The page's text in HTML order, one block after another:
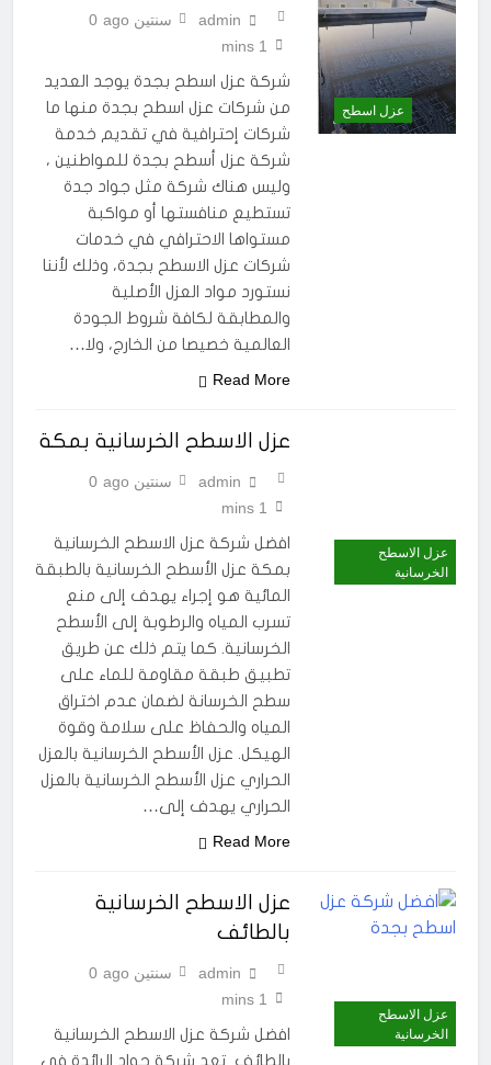
عزل اسطح
admin سنتين ago
0
1 mins
شركة عزل اسطح بجدة يوجد العديد
من شركات عزل اسطح بجدة منها ما
شركات إحترافية في تقديم خدمة
شركة عزل أسطح بجدة للمواطنين ،
وليس هناك شركة مثل جواد جدة
تستطيع منافستها أو مواكبة
مستواها الاحترافي في خدمات
شركات عزل الاسطح بجدة، وذلك لأننا
نستورد مواد العزل الأصلية
والمطابقة لكافة شروط الجودة
العالمية خصيصا من الخارج، ولا…
Read More
عزل الاسطح
الخرسانية
عزل الاسطح الخرسانية بمكة
admin سنتين ago
0
1 mins
افضل شركة عزل الاسطح الخرسانية
بمكة عزل الأسطح الخرسانية بالطبقة
المائية هو إجراء يهدف إلى منع
تسرب المياه والرطوبة إلى الأسطح
الخرسانية. كما يتم ذلك عن طريق
تطبيق طبقة مقاومة للماء على
سطح الخرسانة لضمان عدم اختراق
المياه والحفاظ على سلامة وقوة
الهيكل. عزل الأسطح الخرسانية بالعزل
الحراري عزل الأسطح الخرسانية بالعزل
الحراري يهدف إلى…
Read More
عزل الاسطح
الخرسانية
عزل الاسطح الخرسانية
بالطائف
admin سنتين ago
0
1 mins
افضل شركة عزل الاسطح الخرسانية
بالطائف تعد شركة جواد الرائدة في